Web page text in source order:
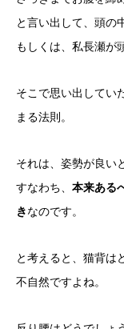
と言い出して、頭の
もしくは、私長瀬が
そこで思い出してい
まる法則。
それは、姿勢が良い
すなわち、 本来ある
きなのです。
と考えると、猫背は
不自然ですよね。